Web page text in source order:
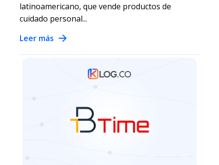
latinoamericano, que vende productos de
cuidado personal...
Leer más